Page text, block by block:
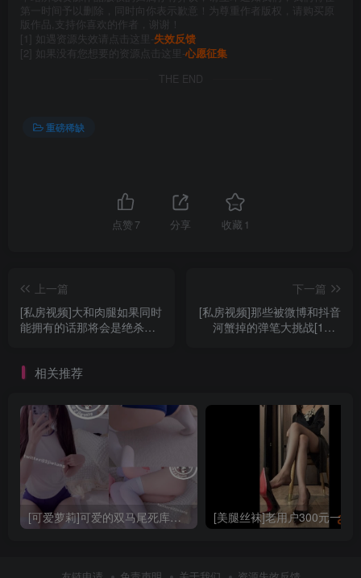
第一时间予以删除，同时向你表示歉意！为尊重作者版权，请购买原
版作品,支持你喜欢的作者，谢谢！
[1] 如遇资源失效请点击这里-失效反馈
[2] 如果没有您想要的资源点击这里-心愿征集
THE END
重磅稀缺
点赞 7 分享 收藏 1
上一篇
[私房视频]大和肉腿如果同时
能拥有的话那将会是绝杀
下一篇
[私房视频]那些被微博和抖音
河蟹掉的弹笔大挑战[17V]
相关推荐
[可爱萝莉]可爱的双马尾死库水写真[78P 87.7MB][IX0012]